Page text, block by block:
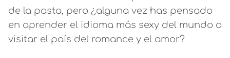
de la pasta, pero ¿alguna vez has pensado
en aprender el idioma más sexy del mundo o
visitar el país del romance y el amor?